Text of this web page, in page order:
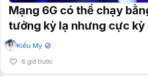
Mạng 6G có thể chạy
tưởng kỳ lạ nhưng cực kỳ
Kiều My ✔
6 giờ trước